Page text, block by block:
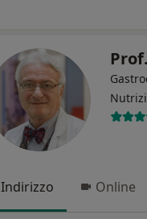
Indirizzo Online